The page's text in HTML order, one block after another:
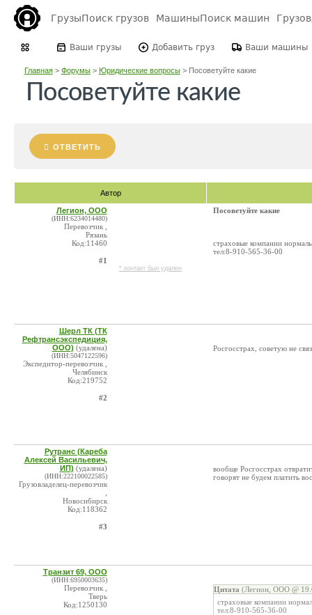
ГрузыПоиск грузов МашиныПоиск машин
Ваши грузы Добавить груз Ваши машины
Главная> Форумы> Юридические вопросы> Посоветуйте какие
Посоветуйте какие
ОТВЕТИТЬ
Автор
Легион, ООО
(ИНН:6234014480)
Перевозчик ,
Рязань
Код:11460
#1
* контакт был удален
Посоветуйте какие
страховые компании
тел:8-910-565-36-00
Шерл ТК (ТК
Рефтрансэкспедиция,
ООО) (удалена)
(ИНН:5047122596)
Экспедитор-перевозчик ,
Челябинск
Код:219752
#2
Росгосстрах, советую не
Рутранс (Кареба
Алексей Васильевич,
ИП) (удалена)
(ИНН:222100022585)
Грузовладелец-перевозчик
Новосибирск
Код:118362
#3
вообще Росгосстрах
говорят не будем платить
Транзит 69, ООО
(ИНН:6950003635)
Перевозчик ,
Тверь
Код:1250130
Цитата (Легион, ООО @
страховые компании
тел:8-910-565-36-00